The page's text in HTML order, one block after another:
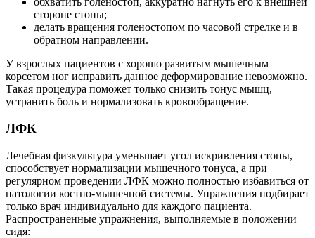
стороне стопы;
делать вращения голеностопом по часовой стрелке и в
обратном направлении.
У взрослых пациентов с хорошо развитым мышечным
корсетом ног исправить данное деформирование невозможно.
Такая процедура поможет только снизить тонус мышц,
устранить боль и нормализовать кровообращение.
ЛФК
Лечебная физкультура уменьшает угол искривления стопы,
способствует нормализации мышечного тонуса, а при
регулярном проведении ЛФК можно полностью избавиться от
патологии костно-мышечной системы. Упражнения подбирает
только врач индивидуально для каждого пациента.
Распространенные упражнения, выполняемые в положении
сидя: